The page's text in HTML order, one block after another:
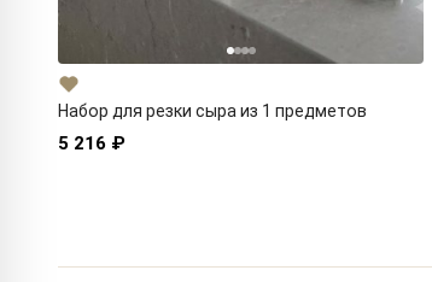
Набор для резки сыра из 1 предметов
5 216 ₽